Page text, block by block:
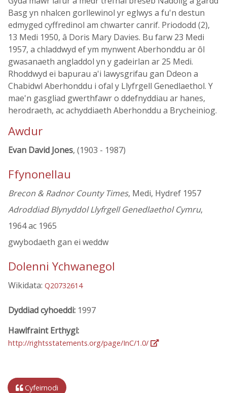
Basg yn nhalcen gorllewinol yr eglwys a fu'n destun
edmyged cyffredinol am chwarter canrif. Priododd (2),
13 Medi 1950, â Doris Mary Davies. Bu farw 23 Medi
1957, a chladdwyd ef ym mynwent Aberhonddu ar ôl
gwasanaeth angladdol yn y gadeirlan ar 25 Medi.
Rhoddwyd ei bapurau a'i lawysgrifau gan Ddeon a
Chabidwl Aberhonddu i ofal y Llyfrgell Genedlaethol. Y
mae'n gasgliad gwerthfawr o ddefnyddiau ar hanes,
herodraeth, ac achyddiaeth Aberhonddu a Brycheiniog.
Awdur
Evan David Jones, (1903 - 1987)
Ffynonellau
Brecon & Radnor County Times, Medi, Hydref 1957
Adroddiad Blynyddol Llyfrgell Genedlaethol Cymru,
1964 ac 1965
gwybodaeth gan ei weddw
Dolenni Ychwanegol
Wikidata: Q20732614
Dyddiad cyhoeddi: 1997
Hawlfraint Erthygl:
http://rightsstatements.org/page/InC/1.0/
Cyfeirnodi